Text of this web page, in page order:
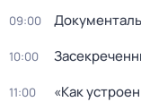
09:00
10:00
11:00 «Как